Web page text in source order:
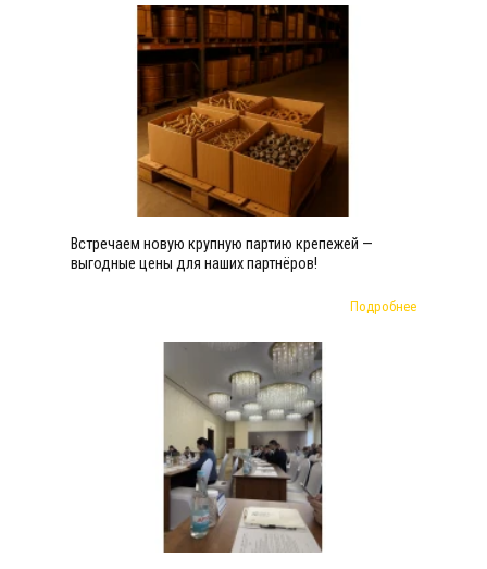
Встречаем новую крупную партию крепежей —
выгодные цены для наших партнёров!
Подробнее